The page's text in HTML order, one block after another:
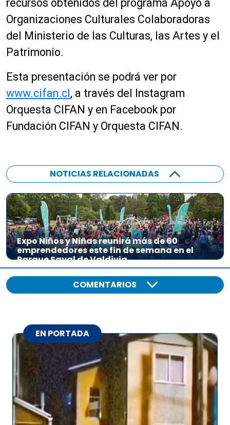
recursos obtenidos del programa Apoyo a
Organizaciones Culturales Colaboradoras
del Ministerio de las Culturas, las Artes y el
Patrimonio.
Esta presentación se podrá ver por
www.cifan.cl, a través del Instagram
Orquesta CIFAN y en Facebook por
Fundación CIFAN y Orquesta CIFAN.
NOTICIAS RELACIONADAS
Expo Niños y Niñas reunirá más de 60
emprendedores este fin de semana en el
Parque Saval de Valdivia
COMENTARIOS
EN PORTADA